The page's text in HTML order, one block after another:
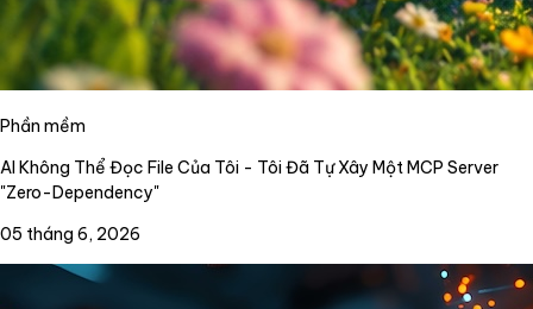
Phần mềm
AI Không Thể Đọc File Của Tôi - Tôi Đã Tự Xây Một MCP Server
"Zero-Dependency"
05 tháng 6, 2026